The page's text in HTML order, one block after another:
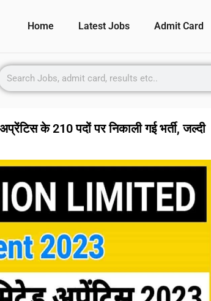
Home Latest Jobs Admit Card
के 210 पदों पर निकाली गई भर्ती, जल्दी